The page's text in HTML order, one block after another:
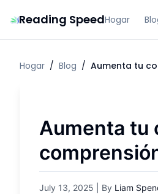
Reading SpeedHogar
Hogar / Blog / Aumenta tu
Aumenta tu
July 13, 2025 | By Liam